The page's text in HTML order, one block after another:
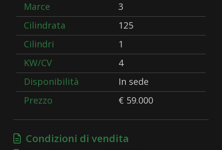
Marce
3
Cilindrata
125
Cilindri
1
KW/CV
4
Disponibilità
In sede
Prezzo
€ 59.000
Condizioni di vendita